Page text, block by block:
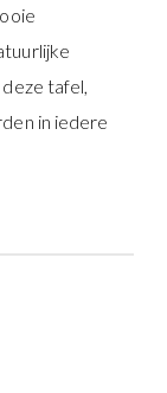
tafel,
in iedere